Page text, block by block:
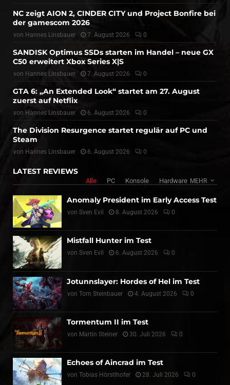
NC zeigt AION 2, CINDER CITY und Project Bonfire bei
der gamescom 2026
von Hannes Linsbauer 7. August 2026 0
SANDISK Optimus SSDs starten im Handel – neue GX
C50 erweitert Xbox Series X|S
von Hannes Linsbauer 7. August 2026 0
GTA 6: „An Extended Look“ startet am 27. August
zuerst auf Netflix
von Hannes Linsbauer 6. August 2026 0
The Division Resurgence startet regulär auf PC und
Steam
von Hannes Linsbauer 6. August 2026 0
LATEST REVIEWS
Alle PC Konsole Hardware MEHR
Anomaly President im Early Access Test
von Sven Evil 8. August 2026 0
Mistfall Hunter im Test
von Sven Evil 6. August 2026 0
Jotunnslayer: Hordes of Hel im Test
von Tom Steinbauer 4. August 2026 0
Tormentum II im Test
von Martin Steiner 30. Juli 2026 0
Echoes of Aincrad im Test
von Tobias Hörstlhofer 28. Juli 2026 0